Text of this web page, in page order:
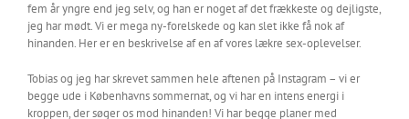
fem år yngre end jeg selv, og han er noget af det frækkeste og dejligste,
jeg har mødt. Vi er mega ny-forelskede og kan slet ikke få nok af
hinanden. Her er en beskrivelse af en af vores lækre sex-oplevelser.
Tobias og jeg har skrevet sammen hele aftenen på Instagram – vi er
begge ude i Københavns sommernat, og vi har en intens energi i
kroppen, der søger os mod hinanden! Vi har begge planer med